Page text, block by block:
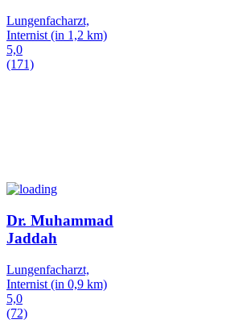
Lungenfacharzt,
Internist (in 1,2 km)
5,0
(171)
Dr. Muhammad
Jaddah
Lungenfacharzt,
Internist (in 0,9 km)
5,0
(72)